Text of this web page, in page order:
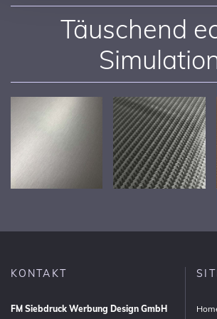
Täuschend
KONTAKT
FM Siebdruck Werbung Design GmbH